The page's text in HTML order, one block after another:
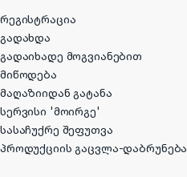
რეგისტრაცია
გადახდა
გადაიხადე მოგვიანებით
მიწოდება
მაღაზიიდან გატანა
სერვისი 'მოირგე'
სასაჩუქრე შეფუთვა
პროდუქციის გაცვლა-დაბრუნება